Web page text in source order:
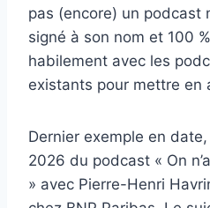
pas (encore) un podcast
signé à son nom et 100
habilement avec les
existants pour mettre en
Dernier exemple en
2026 du podcast « On
» avec Pierre-Henri